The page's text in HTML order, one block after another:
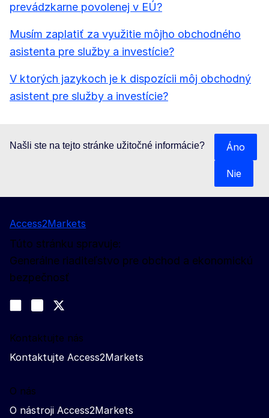
prevádzkarne povolenej v EÚ?
Musím zaplatiť za využitie môjho obchodného
asistenta pre služby a investície?
V ktorých jazykoch je k dispozícii môj obchodný
asistent pre služby a investície?
Našli ste na tejto stránke užitočné informácie? Áno
Nie
Access2Markets
Túto stránku spravuje:
Generálne riaditeľstvo pre obchod a ekonomickú
bezpečnosť
Join us on LinkedIn
Trade-Off podcast
Kontaktujte nás
Kontaktujte Access2Markets
O nás
O nástroji Access2Markets